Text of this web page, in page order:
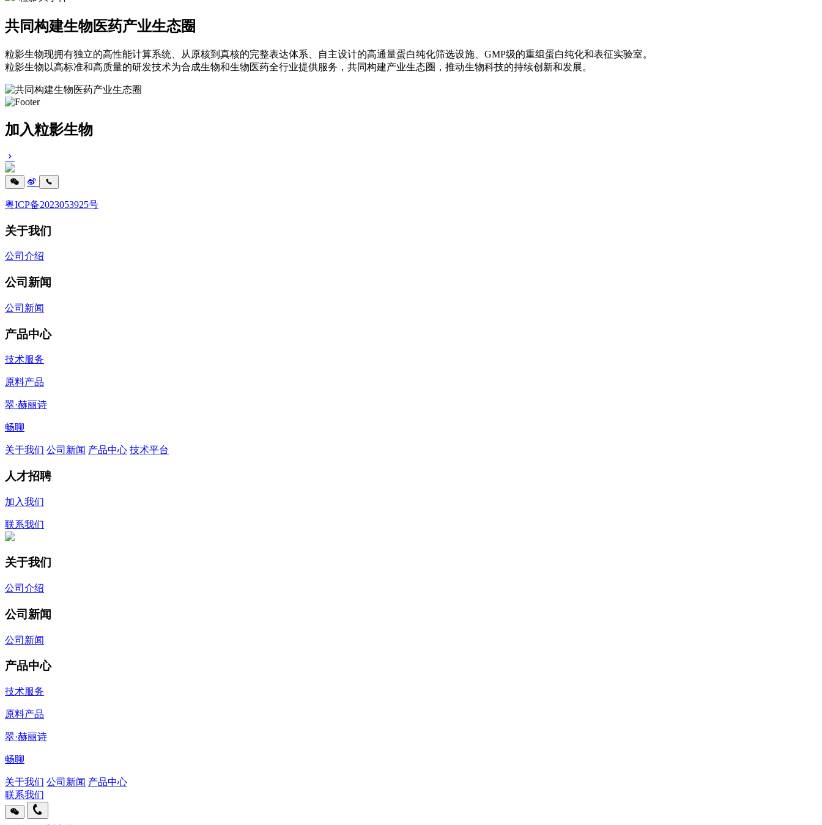
共同构建生物医药产业生态圈
粒影生物现拥有独立的高性能计算系统、从原核到真核的完整表达体系、自主设计的高通量蛋白纯化筛选设施、GMP级的重组蛋白纯化和表征实验室。
粒影生物以高标准和高质量的研发技术为合成生物和生物医药全行业提供服务，共同构建产业生态圈，推动生物科技的持续创新和发展。
加入粒影生物
粤ICP备2023053925号
关于我们
公司介绍
公司新闻
公司新闻
产品中心
技术服务
原料产品
翠·赫丽诗
畅聊
关于我们 公司新闻 产品中心 技术平台
人才招聘
加入我们
联系我们
关于我们
公司介绍
公司新闻
公司新闻
产品中心
技术服务
原料产品
翠·赫丽诗
畅聊
关于我们 公司新闻 产品中心
联系我们